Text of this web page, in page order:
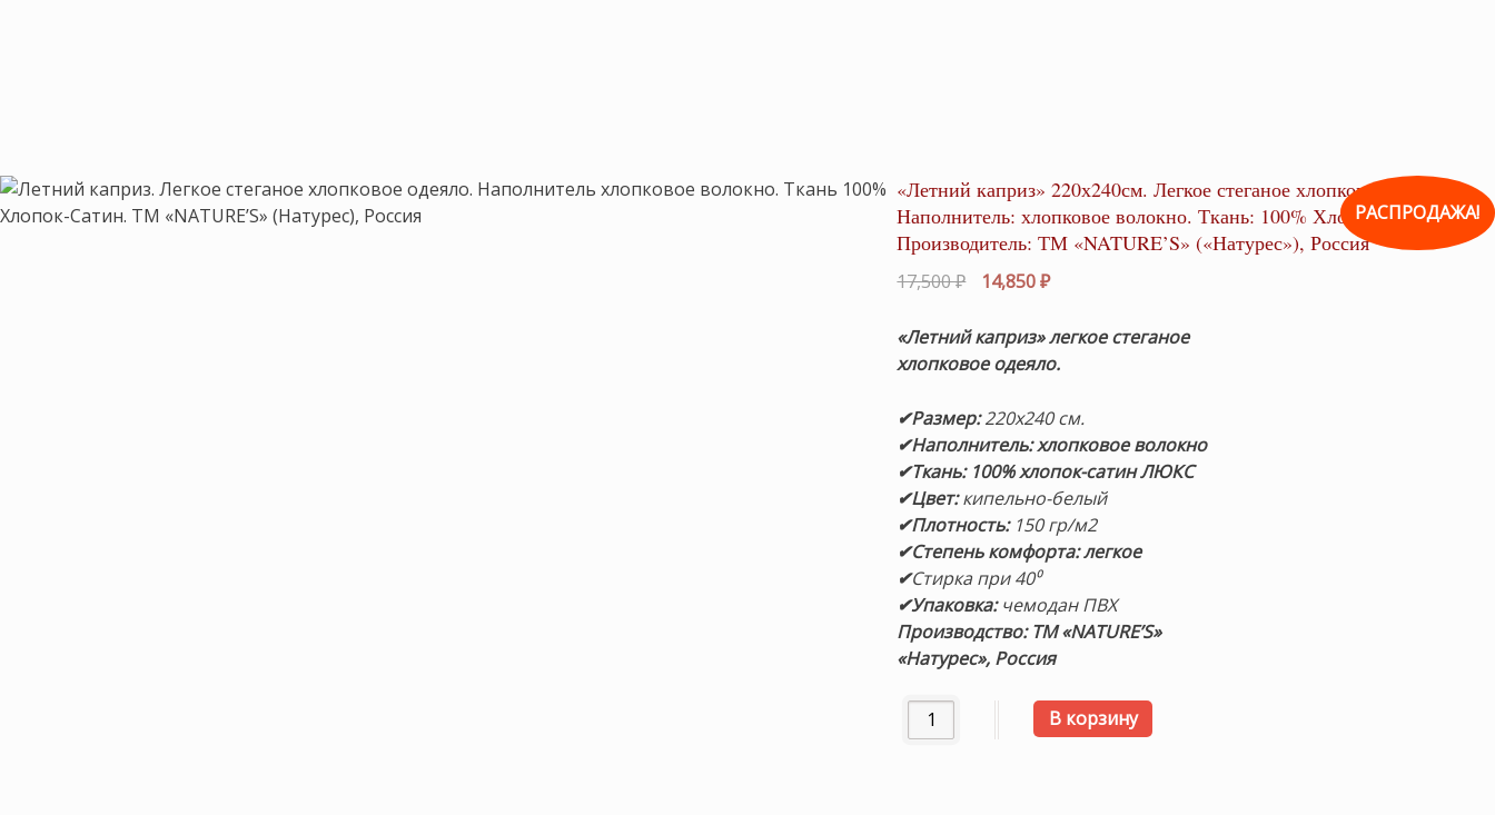
РАСПРОДАЖА!
«Летний каприз» 220х240см. Легкое стеганое хлопковое одеяло.
Наполнитель: хлопковое волокно. Ткань: 100% Хлопок-Сатин.
Производитель: ТМ «NATURE’S» («Натурес»), Россия
17,500₽
Первоначальная
составляла
17,500 ₽.
14,850₽Текущая
14,850 ₽.
«Летний каприз» легкое стеганое
хлопковое одеяло.
✔Размер:220х240 см.
✔Наполнитель: хлопковое волокно
✔Ткань: 100% хлопок-сатинЛЮКС
✔Цвет:кипельно-белый
✔Плотность:150 гр/м2
✔Степень комфорта: легкое
✔Стирка при 40⁰
✔Упаковка:чемодан ПВХ
Производство: ТМ «NATURE’S»
«Натурес», Россия
Количество товара «Летний каприз» 220х240см. Легкое
В корзину